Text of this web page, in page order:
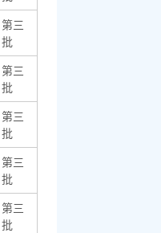
第三
批
第三
批
第三
批
第三
批
第三
批